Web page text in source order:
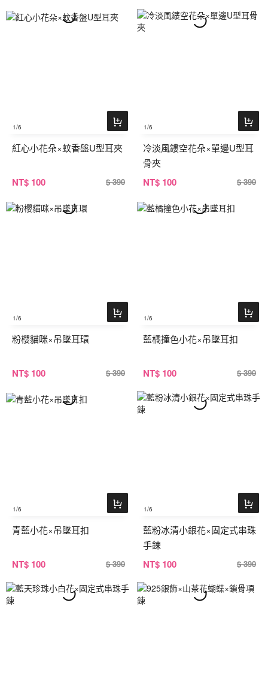
1/6
紅心小花朵×蚊香盤U型耳夾
NT$ 100 $ 390
1/6
冷淡風鏤空花朵×單邊U型耳
骨夾
NT$ 100 $ 390
1/6
粉櫻貓咪×吊墜耳環
NT$ 100 $ 390
1/6
藍橘撞色小花×吊墜耳扣
NT$ 100 $ 390
1/6
青藍小花×吊墜耳扣
NT$ 100 $ 390
1/6
藍粉冰清小銀花×固定式串珠
手鍊
NT$ 100 $ 390